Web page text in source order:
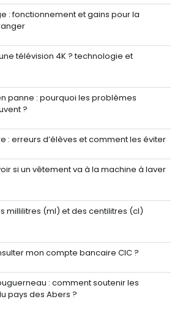
: fonctionnement et gains pour la
télévision 4K ? technologie et
panne : pourquoi les problèmes
?
: erreurs d’élèves et comment les éviter
si un vêtement va à la machine à laver
millilitres (ml) et des centilitres (cl)
mon compte bancaire CIC ?
: comment soutenir les
pays des Abers ?